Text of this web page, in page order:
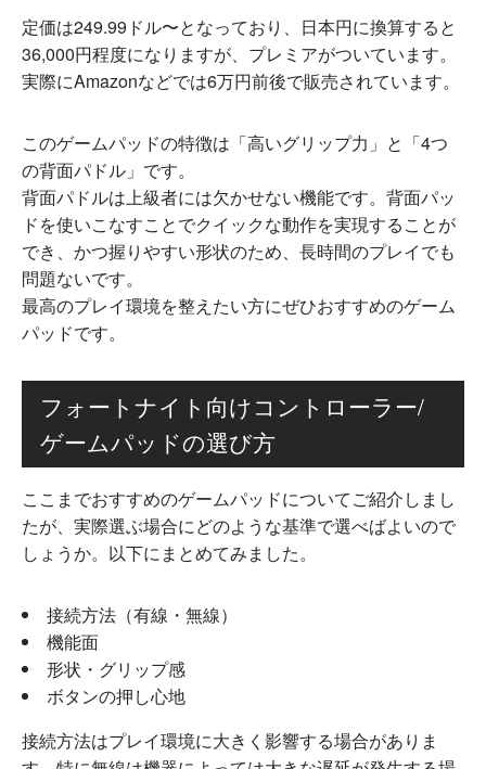
定価は249.99ドル〜となっており、日本円に換算すると
36,000円程度になりますが、プレミアがついています。
実際にAmazonなどでは6万円前後で販売されています。
このゲームパッドの特徴は「高いグリップ力」と「4つ
の背面パドル」です。
背面パドルは上級者には欠かせない機能です。背面パッ
ドを使いこなすことでクイックな動作を実現することが
でき、かつ握りやすい形状のため、長時間のプレイでも
問題ないです。
最高のプレイ環境を整えたい方にぜひおすすめのゲーム
パッドです。
フォートナイト向けコントローラー/
ゲームパッドの選び方
ここまでおすすめのゲームパッドについてご紹介しまし
たが、実際選ぶ場合にどのような基準で選べばよいので
しょうか。以下にまとめてみました。
接続方法（有線・無線）
機能面
形状・グリップ感
ボタンの押し心地
接続方法はプレイ環境に大きく影響する場合がありま